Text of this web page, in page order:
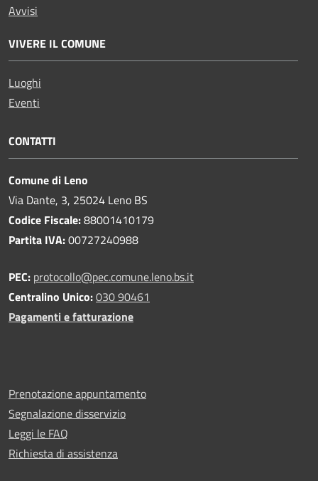
Avvisi
VIVERE IL COMUNE
Luoghi
Eventi
CONTATTI
Comune di Leno
Via Dante, 3, 25024 Leno BS
Codice Fiscale:88001410179
Partita IVA:00727240988
PEC: protocollo@pec.comune.leno.bs.it
Centralino Unico:030 90461
Pagamenti e fatturazione
Prenotazione appuntamento
Segnalazione disservizio
Leggi le FAQ
Richiesta di assistenza